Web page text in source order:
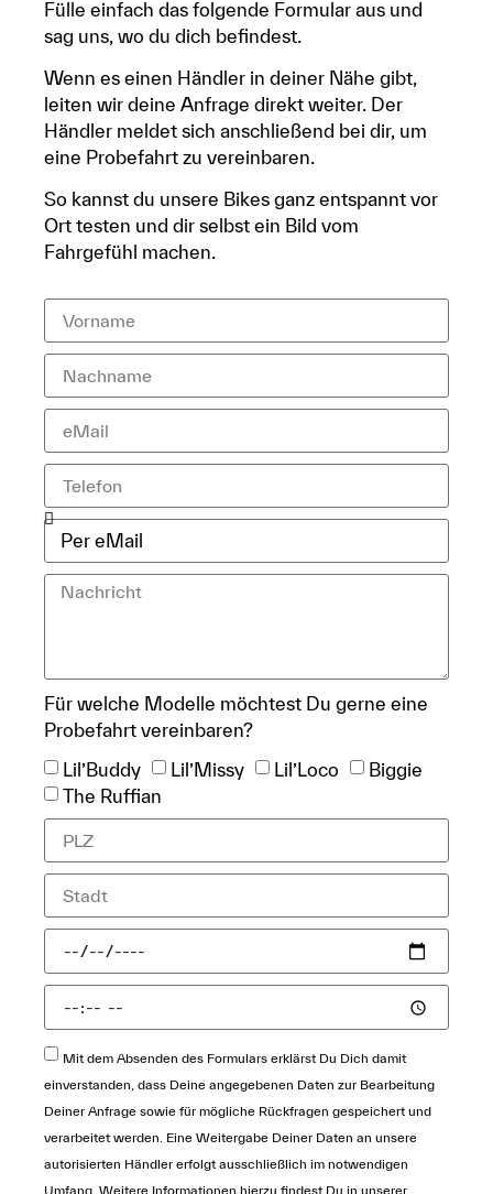
Fülle einfach das folgende Formular aus und
sag uns, wo du dich befindest.
Wenn es einen Händler in deiner Nähe gibt,
leiten wir deine Anfrage direkt weiter. Der
Händler meldet sich anschließend bei dir, um
eine Probefahrt zu vereinbaren.
So kannst du unsere Bikes ganz entspannt vor
Ort testen und dir selbst ein Bild vom
Fahrgefühl machen.
Für welche Modelle möchtest Du gerne eine
Probefahrt vereinbaren?
Lil’Buddy
Lil’Missy Lil’Loco
Biggie
The Ruffian
Mit dem Absenden des Formulars erklärst Du Dich damit
einverstanden, dass Deine angegebenen Daten zur Bearbeitung
Deiner Anfrage sowie für mögliche Rückfragen gespeichert und
verarbeitet werden. Eine Weitergabe Deiner Daten an unsere
autorisierten Händler erfolgt ausschließlich im notwendigen
Umfang. Weitere Informationen hierzu findest Du in unserer